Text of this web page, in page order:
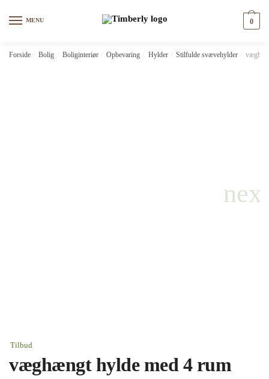
MENU 0
Forside Bolig Boliginteriør Opbevaring Hylder Stilfulde svævehylder
Tilbud
væghængt hylde med 4 rum